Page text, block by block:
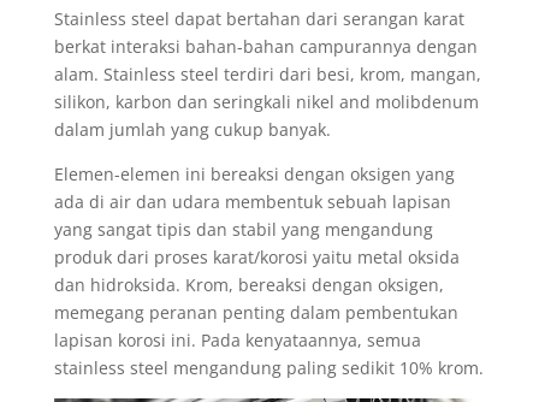
Stainless steel dapat bertahan dari serangan karat
berkat interaksi bahan-bahan campurannya dengan
alam. Stainless steel terdiri dari besi, krom, mangan,
silikon, karbon dan seringkali nikel and molibdenum
dalam jumlah yang cukup banyak.
Elemen-elemen ini bereaksi dengan oksigen yang
ada di air dan udara membentuk sebuah lapisan
yang sangat tipis dan stabil yang mengandung
produk dari proses karat/korosi yaitu metal oksida
dan hidroksida. Krom, bereaksi dengan oksigen,
memegang peranan penting dalam pembentukan
lapisan korosi ini. Pada kenyataannya, semua
stainless steel mengandung paling sedikit 10% krom.